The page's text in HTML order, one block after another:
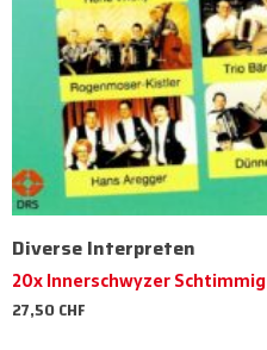
Diverse Interpreten
20x Innerschwyzer Schtimmig
27,50CHF